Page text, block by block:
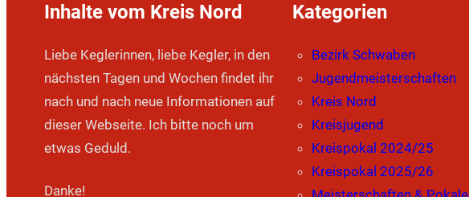
Inhalte vom Kreis Nord
Liebe Keglerinnen, liebe Kegler, in den
nächsten Tagen und Wochen findet ihr
nach und nach neue Informationen auf
dieser Webseite. Ich bitte noch um
etwas Geduld.
Danke!
Kategorien
Bezirk Schwaben
Jugendmeisterschaften
Kreis Nord
Kreisjugend
Kreispokal 2024/25
Kreispokal 2025/26